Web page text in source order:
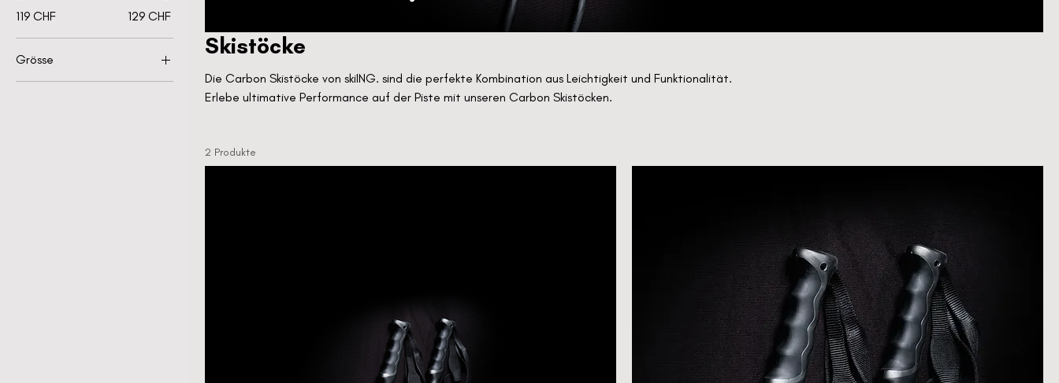
119 CHF 129 CHF
Grösse
Skistöcke
Die Carbon Skistöcke von skiING. sind die perfekte Kombination aus Leichtigkeit und Funktionalität.
Erlebe ultimative Performance auf der Piste mit unseren Carbon Skistöcken.
2 Produkte